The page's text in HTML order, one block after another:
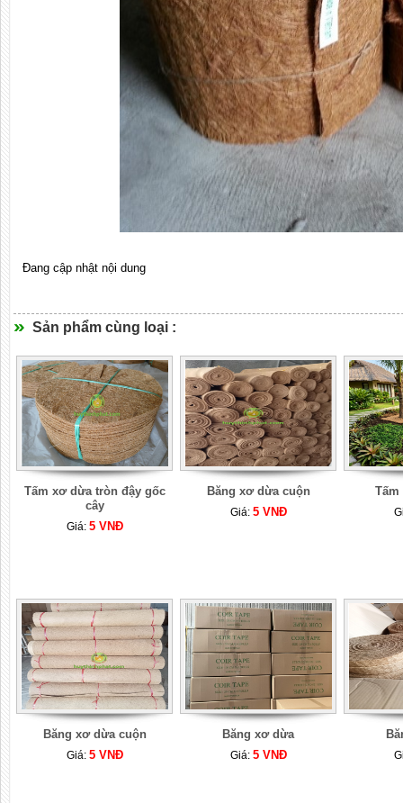
Đang cập nhật nội dung
Sản phẩm cùng loại :
Tấm xơ dừa tròn đậy gốc
cây
Giá: 5 VNĐ
Băng xơ dừa cuộn
Giá: 5 VNĐ
Băng xơ dừa cuộn
Giá: 5 VNĐ
Băng xơ dừa
Giá: 5 VNĐ